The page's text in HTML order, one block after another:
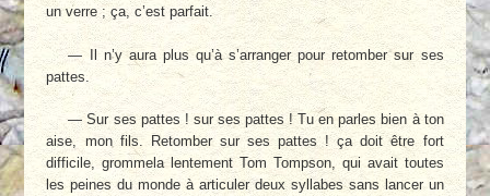
un verre ; ça, c’est parfait.
— Il n’y aura plus qu’à s’arranger pour retomber sur ses
pattes.
— Sur ses pattes ! sur ses pattes ! Tu en parles bien à ton
aise, mon fils. Retomber sur ses pattes ! ça doit être fort
difficile, grommela lentement Tom Tompson, qui avait toutes
les peines du monde à articuler deux syllabes sans lancer un